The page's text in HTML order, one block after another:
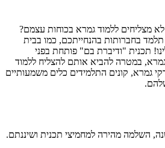
מצליחים ללמוד גמרא בכוחות עצמם?
בחברותות בהנחייתכם, כמו בבית
תכנית "ודיברת בם" פותחת בפני
במטרה להביא אותם להצליח ללמוד
גמרא, קונים התלמידים כלים משמעותיים
השלמה מהירה למחמיצי תכנית ושיננתם.